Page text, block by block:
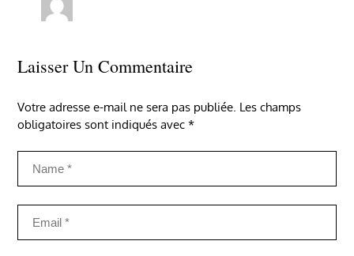
Laisser Un Commentaire
Votre adresse e-mail ne sera pas publiée. Les champs
obligatoires sont indiqués avec*